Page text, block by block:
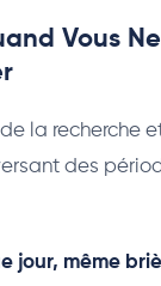
Vous
la recherche
des
jour, même